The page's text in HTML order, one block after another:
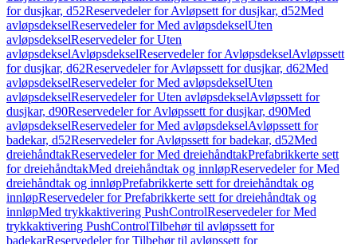
for dusjkar, d52Reservedeler for Avløpsett for dusjkar, d52Med
avløpsdekselReservedeler for Med avløpsdekselUten
avløpsdekselReservedeler for Uten
avløpsdekselAvløpsdekselReservedeler for AvløpsdekselAvløpssett
for dusjkar, d62Reservedeler for Avløpssett for dusjkar, d62Med
avløpsdekselReservedeler for Med avløpsdekselUten
avløpsdekselReservedeler for Uten avløpsdekselAvløpssett for
dusjkar, d90Reservedeler for Avløpssett for dusjkar, d90Med
avløpsdekselReservedeler for Med avløpsdekselAvløpssett for
badekar, d52Reservedeler for Avløpssett for badekar, d52Med
dreiehåndtakReservedeler for Med dreiehåndtakPrefabrikkerte sett
for dreiehåndtakMed dreiehåndtak og innløpReservedeler for Med
dreiehåndtak og innløpPrefabrikkerte sett for dreiehåndtak og
innløpReservedeler for Prefabrikkerte sett for dreiehåndtak og
innløpMed trykkaktivering PushControlReservedeler for Med
trykkaktivering PushControlTilbehør til avløpssett for
badekarReservedeler for Tilbehør til avløpssett for